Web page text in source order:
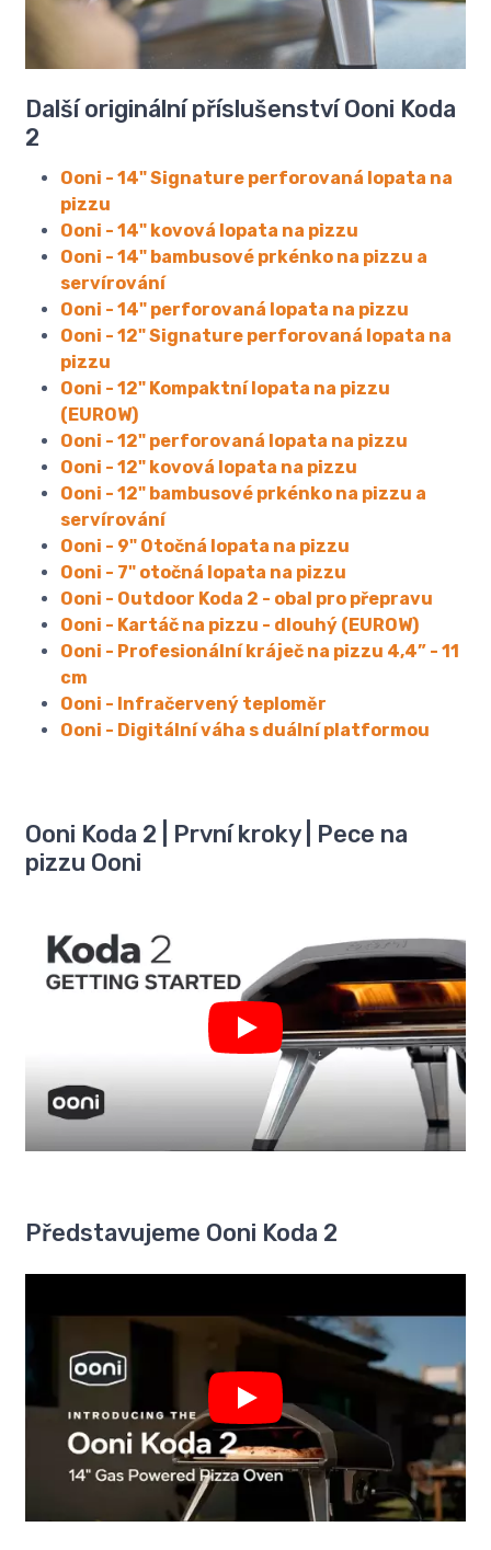
Další originální příslušenství Ooni Koda
2
Ooni - 14" Signature perforovaná lopata na
pizzu
Ooni - 14" kovová lopata na pizzu
Ooni - 14" bambusové prkénko na pizzu a
servírování
Ooni - 14" perforovaná lopata na pizzu
Ooni - 12" Signature perforovaná lopata na
pizzu
Ooni - 12" Kompaktní lopata na pizzu
(EUROW)
Ooni - 12" perforovaná lopata na pizzu
Ooni - 12" kovová lopata na pizzu
Ooni - 12" bambusové prkénko na pizzu a
servírování
Ooni - 9" Otočná lopata na pizzu
Ooni - 7" otočná lopata na pizzu
Ooni - Outdoor Koda 2 - obal pro přepravu
Ooni - Kartáč na pizzu - dlouhý (EUROW)
Ooni - Profesionální kráječ na pizzu 4,4” - 11
cm
Ooni - Infračervený teploměr
Ooni - Digitální váha s duální platformou
Ooni Koda 2 | První kroky | Pece na
pizzu Ooni
Představujeme Ooni Koda 2